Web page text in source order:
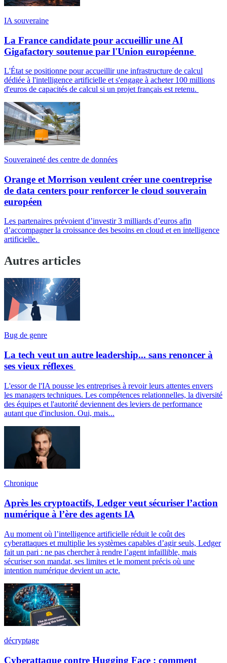
IA souveraine
La France candidate pour accueillir une AI
Gigafactory soutenue par l'Union européenne
L'État se positionne pour accueillir une infrastructure de calcul
dédiée à l'intelligence artificielle et s'engage à acheter 100 millions
d'euros de capacités de calcul si un projet français est retenu.
Souveraineté des centre de données
Orange et Morrison veulent créer une coentreprise
de data centers pour renforcer le cloud souverain
européen
Les partenaires prévoient d’investir 3 milliards d’euros afin
d’accompagner la croissance des besoins en cloud et en intelligence
artificielle.
Autres articles
Bug de genre
La tech veut un autre leadership... sans renoncer à
ses vieux réflexes
L'essor de l'IA pousse les entreprises à revoir leurs attentes envers
les managers techniques. Les compétences relationnelles, la diversité
des équipes et l'autorité deviennent des leviers de performance
autant que d'inclusion. Oui, mais...
Chronique
Après les cryptoactifs, Ledger veut sécuriser l’action
numérique à l’ère des agents IA
Au moment où l’intelligence artificielle réduit le coût des
cyberattaques et multiplie les systèmes capables d’agir seuls, Ledger
fait un pari : ne pas chercher à rendre l’agent infaillible, mais
sécuriser son mandat, ses limites et le moment précis où une
intention numérique devient un acte.
décryptage
Cyberattaque contre Hugging Face : comment